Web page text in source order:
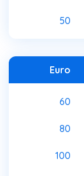
50
Euro
60
80
100